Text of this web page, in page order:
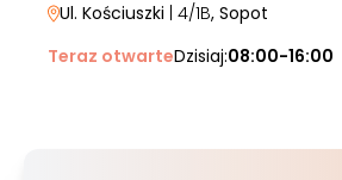
Ul. Kościuszki | 4/1B, Sopot
Teraz otwarteDzisiaj:08:00-16:00